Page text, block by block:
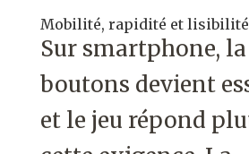
Mobilité, rapidité et lisibilité
Sur smartphone,
boutons devient
et le jeu répond